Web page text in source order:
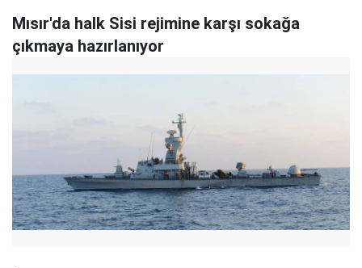
Mısır'da halk Sisi rejimine karşı sokağa
çıkmaya hazırlanıyor